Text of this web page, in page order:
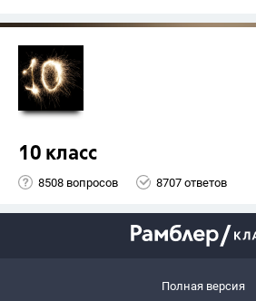
10 класс
8508 вопросов 8707 ответов
Полная версия